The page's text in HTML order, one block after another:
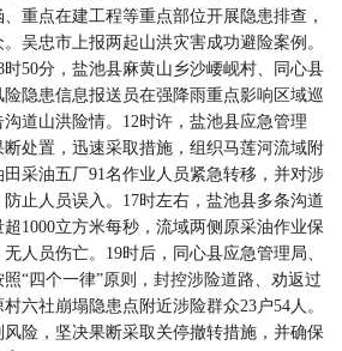
重点在建工程等重点部位开展隐患排查，
吴忠市上报两起山洪灾害成功避险案例。
50分，盐池县麻黄山乡沙崾岘村、同心县
隐患信息报送员在强降雨重点影响区域巡
道山洪险情。12时许，盐池县应急管理
处置，迅速采取措施，组织马莲河流域附
采油五厂91名作业人员紧急转移，并对涉
止人员误入。17时左右，盐池县多条沟道
1000立方米每秒，流域两侧原采油作业保
人员伤亡。19时后，同心县应急管理局、
“四个一律”原则，封控涉险道路、劝返过
六社崩塌隐患点附近涉险群众23户54人。
险，坚决果断采取关停撤转措施，并确保